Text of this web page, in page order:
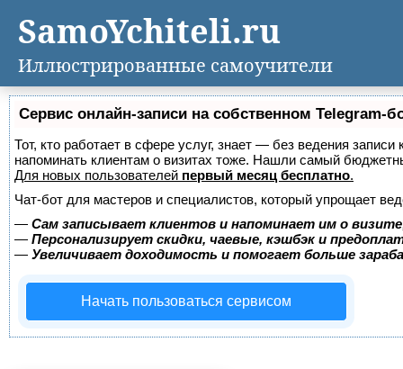
Сервис онлайн-записи на собственном Telegram-
Тот, кто работает в сфере услуг, знает — без ведения
напоминать клиентам о визитах тоже. Нашли самый
Для новых пользователей первый месяц бесплатно.
Чат-бот для мастеров и специалистов, который упрощает
— Сам записывает клиентов и напоминает им о
— Персонализирует скидки, чаевые, кэшбэк и
— Увеличивает доходимость и помогает больше
Начать пользоваться сервисом
SamoYchiteli.ru
Иллюстрированные самоучители